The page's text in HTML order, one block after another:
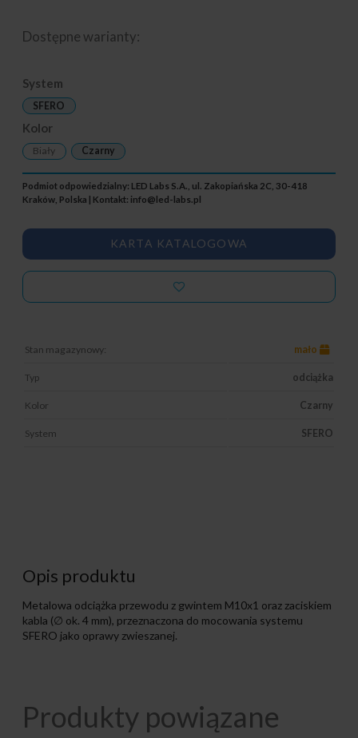
Stan magazynowy: mało
Typ odciążka
Kolor Czarny
System SFERO
KARTA KATALOGOWA
Dostępne warianty:
System
SFERO
Kolor
Biały Czarny
Podmiot odpowiedzialny: LED Labs S.A., ul. Zakopiańska 2C, 30-418
Kraków, Polska | Kontakt: info@led-labs.pl
Opis produktu
Metalowa odciążka przewodu z gwintem M10x1 oraz zaciskiem
kabla (∅ ok. 4 mm), przeznaczona do mocowania systemu
SFERO jako oprawy zwieszanej.
Produkty powiązane